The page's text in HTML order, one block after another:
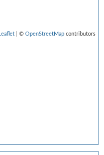
Leaflet| © OpenStreetMapcontributors